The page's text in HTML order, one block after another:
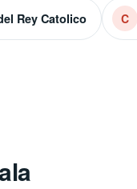
Rey Catolico C